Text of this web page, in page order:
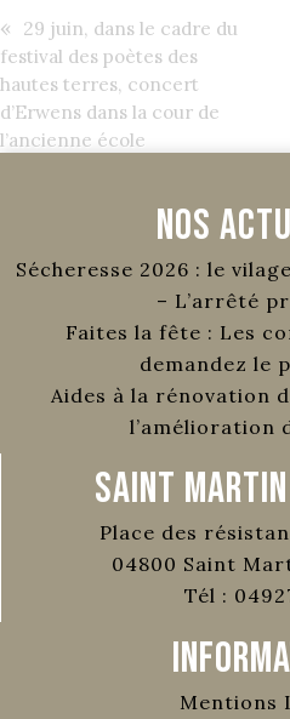
«
29 juin, dans le cadre du
festival des poètes des
hautes terres, concert
d’Erwens dans la cour de
l’ancienne école
Nos
Sécheresse 2026 : le
– L’arrêté
Faites la fête : Les
demandez le
Aides à la rénovation
l’amélioration
Saint Martin
Place des
04800 Saint
Tél :
Mentions